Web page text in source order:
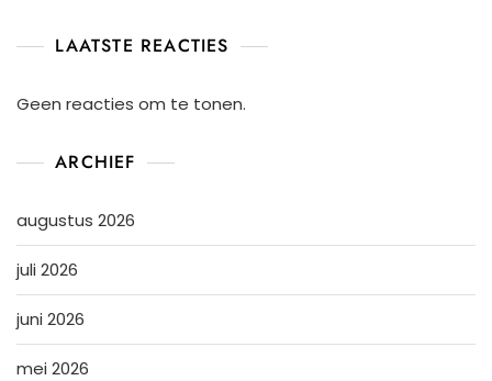
LAATSTE REACTIES
Geen reacties om te tonen.
ARCHIEF
augustus 2026
juli 2026
juni 2026
mei 2026